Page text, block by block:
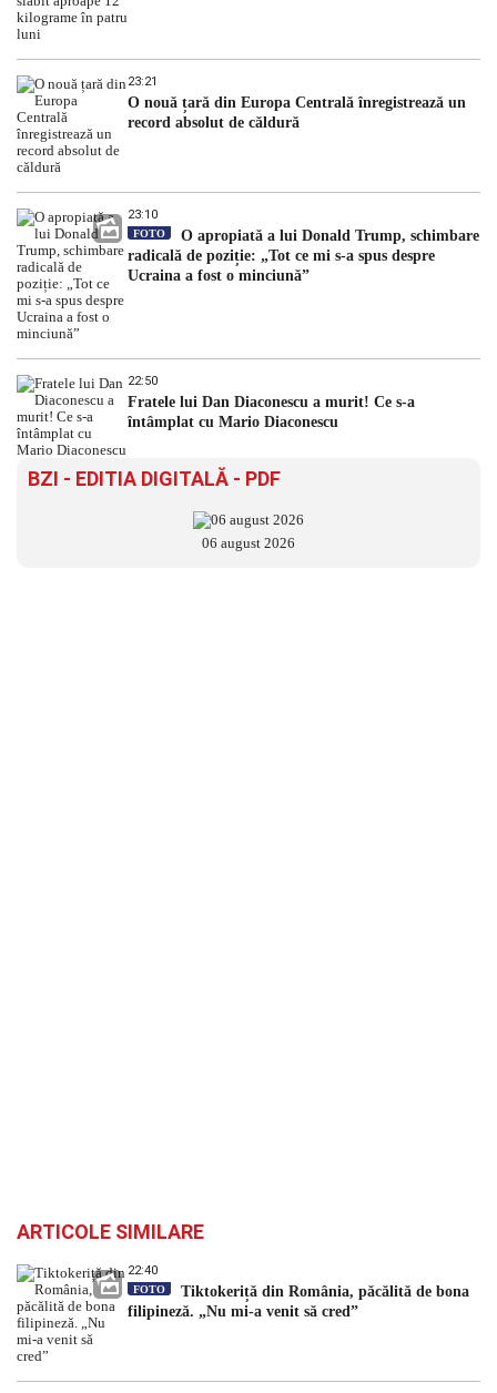
23:21
O nouă țară din Europa Centrală înregistrează un
record absolut de căldură
23:10
FOTO
O apropiată a lui Donald Trump, schimbare
radicală de poziție: „Tot ce mi s-a spus despre
Ucraina a fost o minciună”
22:50
Fratele lui Dan Diaconescu a murit! Ce s-a
întâmplat cu Mario Diaconescu
BZI - EDITIA DIGITALĂ - PDF
06 august 2026
ARTICOLE SIMILARE
22:40
FOTO
Tiktokeriță din România, păcălită de bona
filipineză. „Nu mi-a venit să cred”